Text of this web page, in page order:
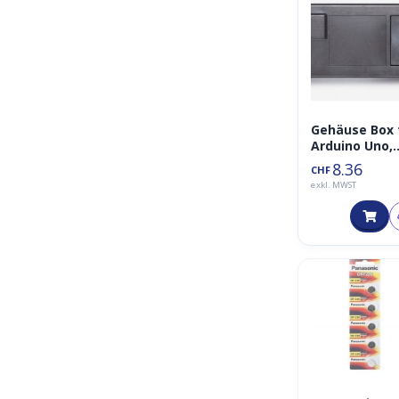
Gehäuse
Arduino Uno,
Zero, Mega
Due
CHF 8.36
exkl. MWST